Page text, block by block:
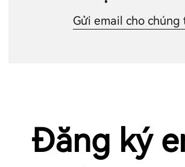
Gửi email cho chúng
Đăng ký